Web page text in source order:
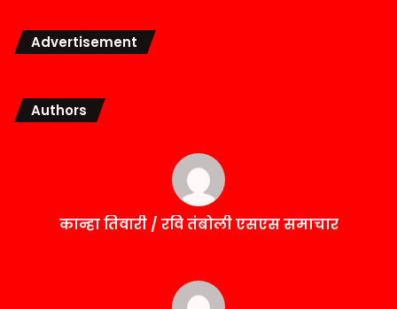
Advertisement
Authors
कान्हा तिवारी / रवि तंबोली एसएस समाचार